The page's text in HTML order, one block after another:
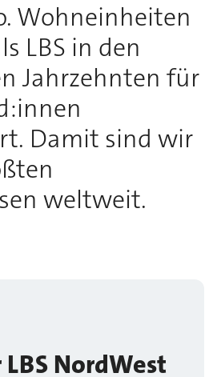
Wohneinheiten
LBS in den
Jahrzehnten für
Damit sind wir
weltweit.
NordWest